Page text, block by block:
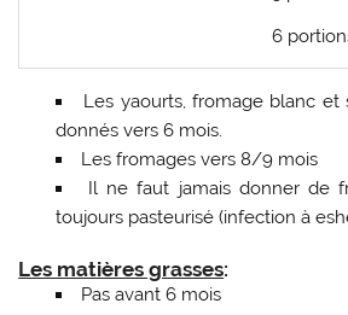
6
Les yaourts, fromage blanc et
donnés vers 6 mois.
Les fromages vers 8/9 mois
Il ne faut jamais donner de
toujours pasteurisé (infection à
Les matières grasses:
Pas avant 6 mois